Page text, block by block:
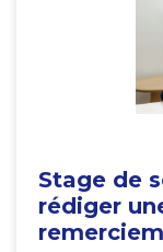
Stage de
rédiger